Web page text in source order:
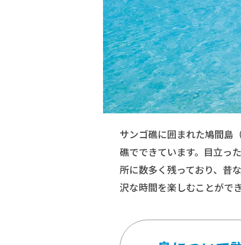
サンゴ礁に囲まれた鳩間島
礁でできています。目立っ
所に数多く残っており、昔
沢な時間を楽しむことができ